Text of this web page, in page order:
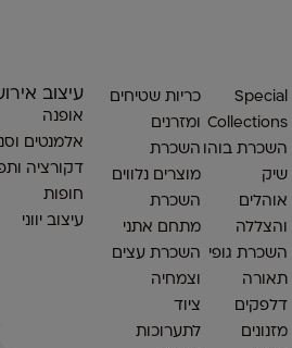
Special
Collections
השכרת בוהו
שיק
אוהלים
והצללה
השכרת גופי
תאורה
דלפקים
מזנונים
כריות שטיחים
ומזרנים
השכרת
מוצרים נלווים
השכרת
מתחם אתני
השכרת עצים
וצמחיה
ציוד
לתערוכות
עיצוב
אופנה
אלמנטים
דקורציה
חופות
עיצוב יווני